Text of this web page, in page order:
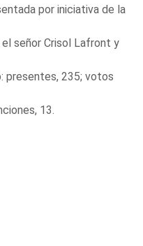
por iniciativa de la
el señor Crisol Lafront y
presentes, 235; votos
13.